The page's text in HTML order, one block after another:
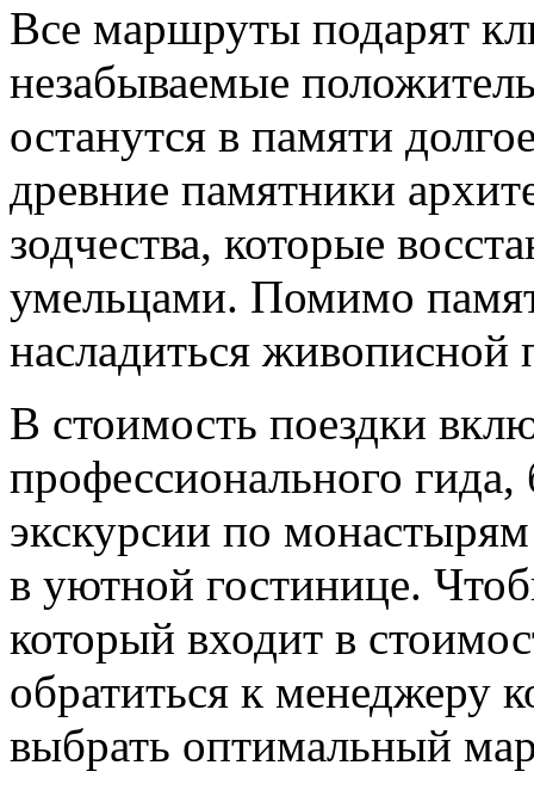
Все маршруты подарят
незабываемые
останутся в памяти
древние памятники
зодчества, которые
умельцами. Помимо
насладиться живописной
В стоимость поездки
профессионального
экскурсии по
в уютной гостинице.
который входит в
обратиться к менеджеру
выбрать оптимальный